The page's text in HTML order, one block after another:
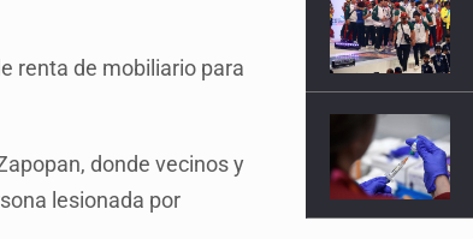
renta de mobiliario para
donde vecinos y
lesionada por